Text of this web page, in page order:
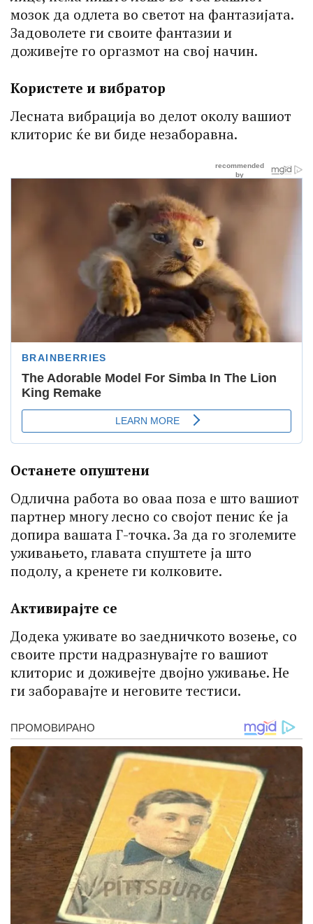
мозок да одлета во светот на фантазијата.
Задоволете ги своите фантазии и
доживејте го оргазмот на свој начин.
Користете и вибратор
Лесната вибрација во делот околу вашиот
клиторис ќе ви биде незаборавна.
Останете опуштени
Одлична работа во оваа поза е што вашиот
партнер многу лесно со својот пенис ќе ја
допира вашата Г-точка. За да го зголемите
уживањето, главата спуштете ја што
подолу, а кренете ги колковите.
Активирајте се
Додека уживате во заедничкото возење, со
своите прсти надразнувајте го вашиот
клиторис и доживејте двојно уживање. Не
ги заборавајте и неговите тестиси.